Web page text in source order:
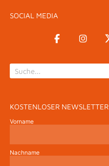
SOCIAL MEDIA
KOSTENLOSER NEWSLETTER
Vorname
Nachname